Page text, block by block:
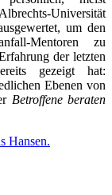
Universität
um den
Mentoren zu
der letzten
gezeigt hat:
Ebenen von
Betroffene beraten
Hansen.